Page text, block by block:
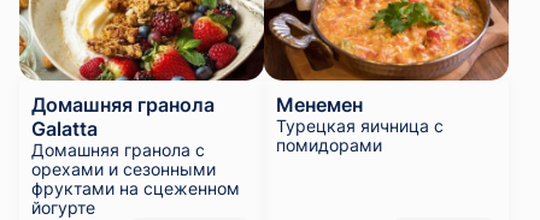
Домашняя гранола
Galatta
Домашняя гранола с
орехами и сезонными
фруктами на сцеженном
йогурте
Менемен
Турецкая яичница с
помидорами